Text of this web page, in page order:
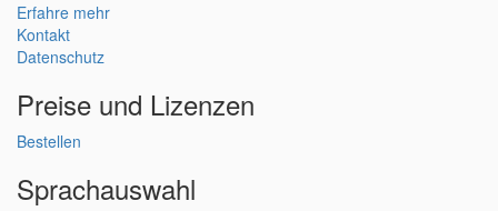
Erfahre mehr
Kontakt
Datenschutz
Preise und Lizenzen
Bestellen
Sprachauswahl